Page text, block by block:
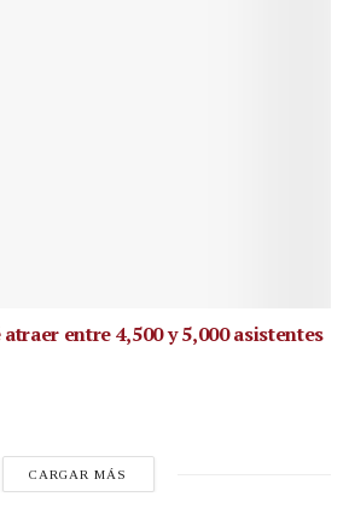
entre 4,500 y 5,000 asistentes
CARGAR MÁS